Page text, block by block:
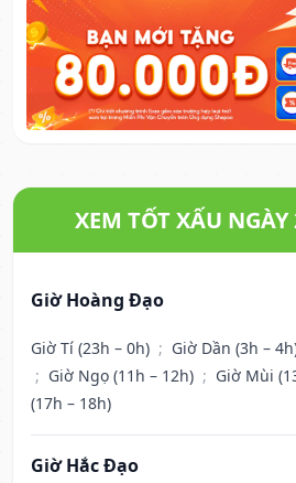
XEM TỐT XẤU
Giờ Hoàng Đạo
Giờ Tí (23h – 0h) ; Giờ Dần (3h –
; Giờ Ngọ (11h – 12h) ; Giờ Mùi
(17h – 18h)
Giờ Hắc Đạo